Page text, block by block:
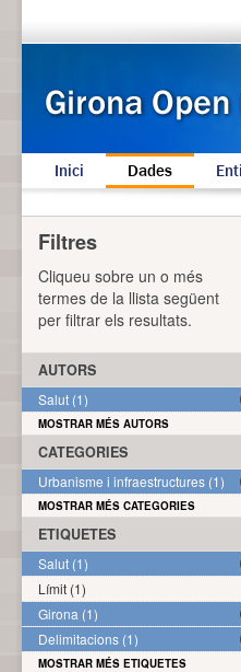
Inici Dades
Filtres
Cliqueu sobre un o més
termes de la llista següent
per filtrar els resultats.
AUTORS
Salut (1)
MOSTRAR MÉS AUTORS
CATEGORIES
Urbanisme i infraestructures (1)
MOSTRAR MÉS CATEGORIES
ETIQUETES
Salut (1)
Límit (1)
Girona (1)
Delimitacions (1)
MOSTRAR MÉS ETIQUETES